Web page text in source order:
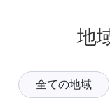
地
全ての地域